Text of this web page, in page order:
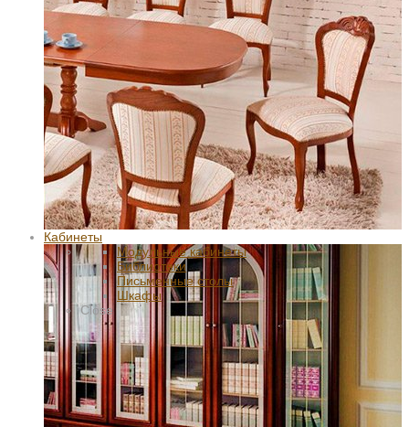
Кабинеты
Модульные кабинеты
Библиотеки
Письменные столы
Шкафы
Close